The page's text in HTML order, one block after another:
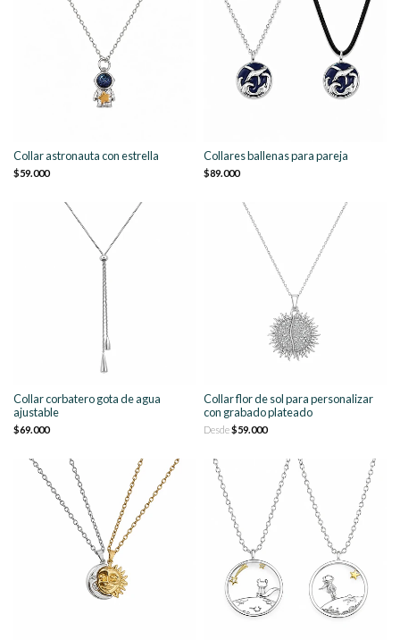
Collar astronauta con estrella
$59.000
Collares ballenas para pareja
$89.000
Collar corbatero gota de agua
ajustable
$69.000
Collar flor de sol para personalizar
con grabado plateado
Desde$59.000